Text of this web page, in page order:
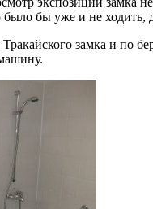
бы уже и не ходить,
замка и по